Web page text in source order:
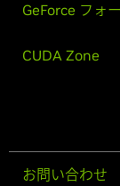
GeForce フォ
CUDA Zone
お問い合わせ